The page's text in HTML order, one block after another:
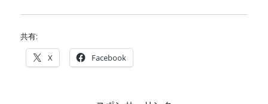
共有:
X Facebook